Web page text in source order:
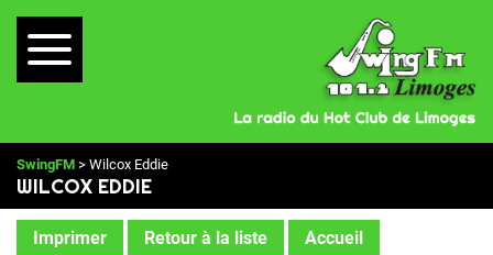
SwingFM > Wilcox Eddie
WILCOX EDDIE
Imprimer Retour à la liste Accueil